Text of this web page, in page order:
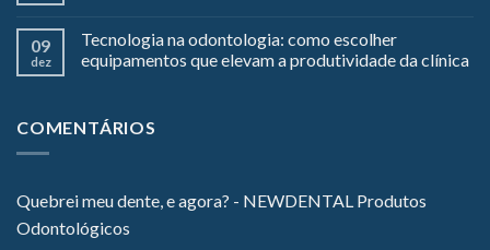
09
dez
Tecnologia na odontologia: como escolher
equipamentos que elevam a produtividade da clínica
COMENTÁRIOS
Quebrei meu dente, e agora? - NEWDENTAL Produtos
Odontológicos